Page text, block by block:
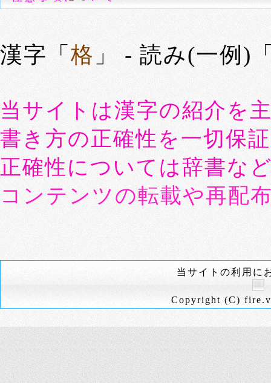
漢字「 格 」 - 読み(一例)
当サイトは漢字の紹介を
書き方の正確性を一切保
正確性については辞書な
コンテンツの転載や再配
当サイトの利用に
Copyright (C)